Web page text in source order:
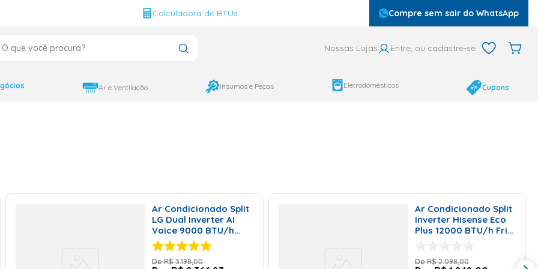
Calculadora de BTUs Compre sem sair do WhatsApp
Nossas Lojas Entre, ou cadastre-se
Ar e Ventilação Insumos e Peças Eletrodomésticos Cupons
Ar Condicionado Split
LG Dual Inverter AI
Voice 9000 BTU/h
Quente e Frio S3-
W09AA31E - 220 Volts
R$ 3.198,00
Ar Condicionado Split
Inverter Hisense Eco
Plus 12000 BTU/h Frio
R$ 2.098,00